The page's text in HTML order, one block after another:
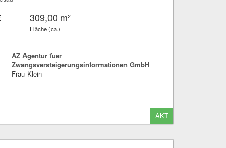
309,00 m²
Fläche (ca.)
AZ Agentur fuer
Zwangsversteigerungsinformationen GmbH
Frau Klein
AKT